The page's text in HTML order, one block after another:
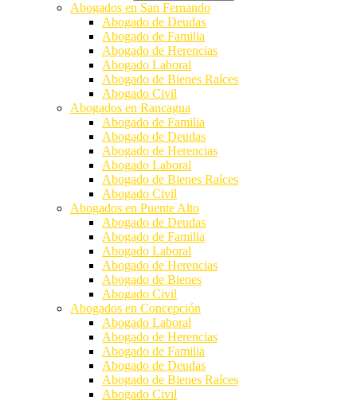
Abogados en San Fernando
Abogado de Deudas
Abogado de Familia
Abogado de Herencias
Abogado Laboral
Abogado de Bienes Raíces
Abogado Civil
Abogados en Rancagua
Abogado de Familia
Abogado de Deudas
Abogado de Herencias
Abogado Laboral
Abogado de Bienes Raíces
Abogado Civil
Abogados en Puente Alto
Abogado de Deudas
Abogado de Familia
Abogado Laboral
Abogado de Herencias
Abogado de Bienes
Abogado Civil
Abogados en Concepción
Abogado Laboral
Abogado de Herencias
Abogado de Familia
Abogado de Deudas
Abogado de Bienes Raíces
Abogado Civil